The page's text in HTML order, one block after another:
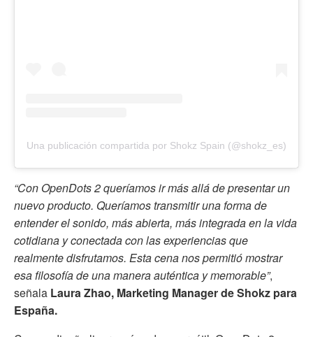
Una publicación compartida por Shokz Spain (@shokz_es)
“Con OpenDots 2 queríamos ir más allá de presentar un
nuevo producto. Queríamos transmitir una forma de
entender el sonido, más abierta, más integrada en la vida
cotidiana y conectada con las experiencias que
realmente disfrutamos. Esta cena nos permitió mostrar
esa filosofía de una manera auténtica y memorable”,
señala Laura Zhao, Marketing Manager de Shokz para
España.